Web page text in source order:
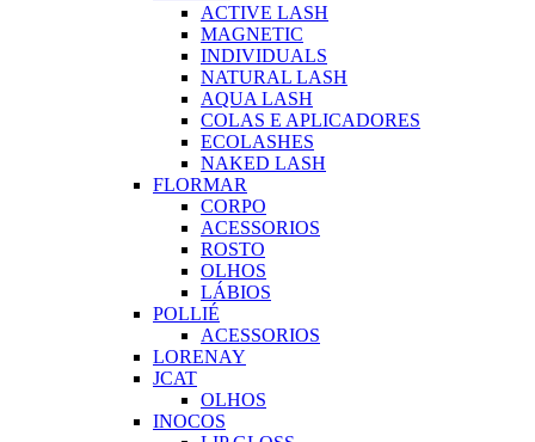
ACTIVE LASH
MAGNETIC
INDIVIDUALS
NATURAL LASH
AQUA LASH
COLAS E APLICADORES
ECOLASHES
NAKED LASH
FLORMAR
CORPO
ACESSORIOS
ROSTO
OLHOS
LÁBIOS
POLLIÉ
ACESSORIOS
LORENAY
JCAT
OLHOS
INOCOS